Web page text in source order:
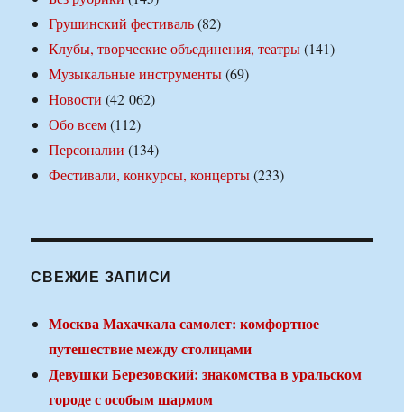
Грушинский фестиваль(82)
Клубы, творческие объединения, театры(141)
Музыкальные инструменты(69)
Новости (42 062)
Обо всем(112)
Персоналии (134)
Фестивали, конкурсы, концерты(233)
СВЕЖИЕ ЗАПИСИ
Москва Махачкала самолет: комфортное
путешествие между столицами
Девушки Березовский: знакомства в уральском
городе с особым шармом